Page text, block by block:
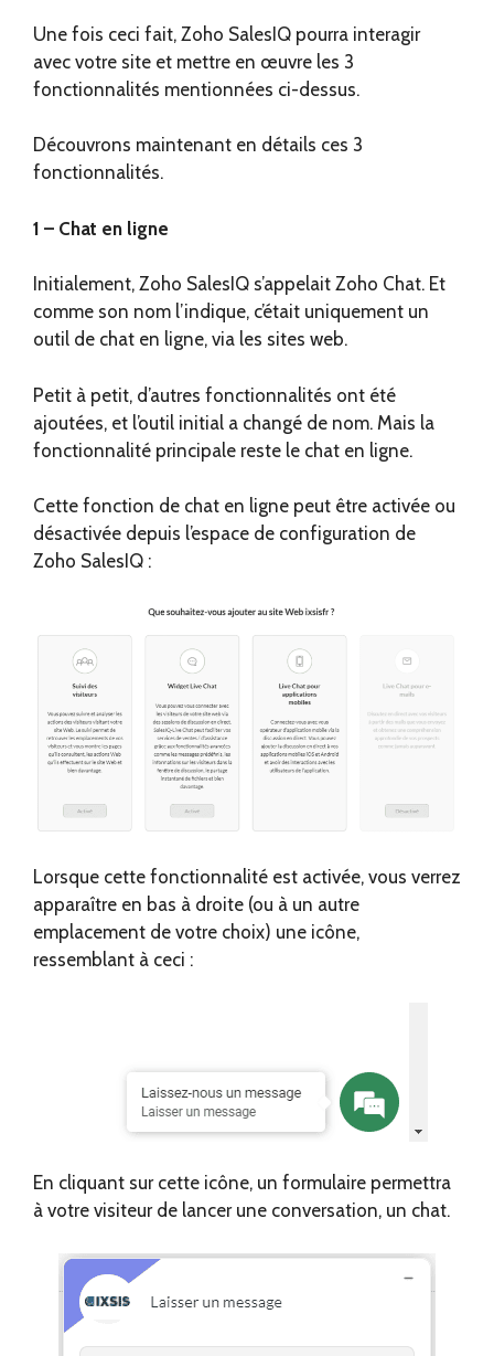
Une fois ceci fait, Zoho SalesIQ pourra interagir
avec votre site et mettre en œuvre les 3
fonctionnalités mentionnées ci-dessus.
Découvrons maintenant en détails ces 3
fonctionnalités.
1 – Chat en ligne
Initialement, Zoho SalesIQ s’appelait Zoho Chat. Et
comme son nom l’indique, c’était uniquement un
outil de chat en ligne, via les sites web.
Petit à petit, d’autres fonctionnalités ont été
ajoutées, et l’outil initial a changé de nom. Mais la
fonctionnalité principale reste le chat en ligne.
Cette fonction de chat en ligne peut être activée ou
désactivée depuis l’espace de configuration de
Zoho SalesIQ :
Lorsque cette fonctionnalité est activée, vous verrez
apparaître en bas à droite (ou à un autre
emplacement de votre choix) une icône,
ressemblant à ceci :
En cliquant sur cette icône, un formulaire permettra
à votre visiteur de lancer une conversation, un chat.